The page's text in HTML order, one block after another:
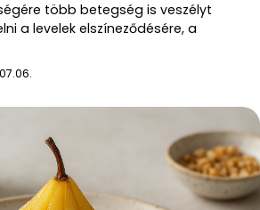
több betegség is veszélyt
a levelek elszíneződésére, a